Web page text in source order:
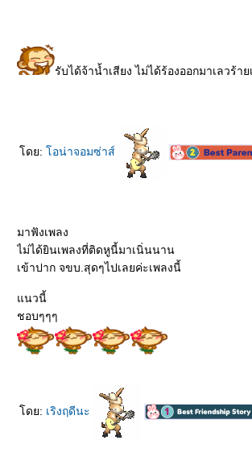
รับได้จ้าน้ำเสียง ไม่ได้ร้องออกมาเลวร้า
ดย: อน่าจอมซ่าส์
มาฟังเพลง
ไม่ได้ยินเพลงที่ติดหูนี้มาเนิ่นนาน
เข้าปาก จขบ.สุดๆไปเลยค่ะเพลงนี้
นวนี้
ชอบๆๆๆ
ดย: เริงฤดีนะ